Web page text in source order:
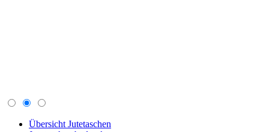
Nachfolgend finden Sie die wichtigsten Informationen
zum Bedrucken von Jutetaschen
Der Aufdruck erfolgt im Siebdruckverfahren.